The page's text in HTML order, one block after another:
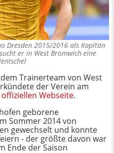
Dresden 2015/2016 als Kapitän
er in West Bromwich eine
Trainerteam von West
der Verein am
Webseite.
geborene
Sommer 2014 von
gewechselt und konnte
- der größte davon war
Ende der Saison